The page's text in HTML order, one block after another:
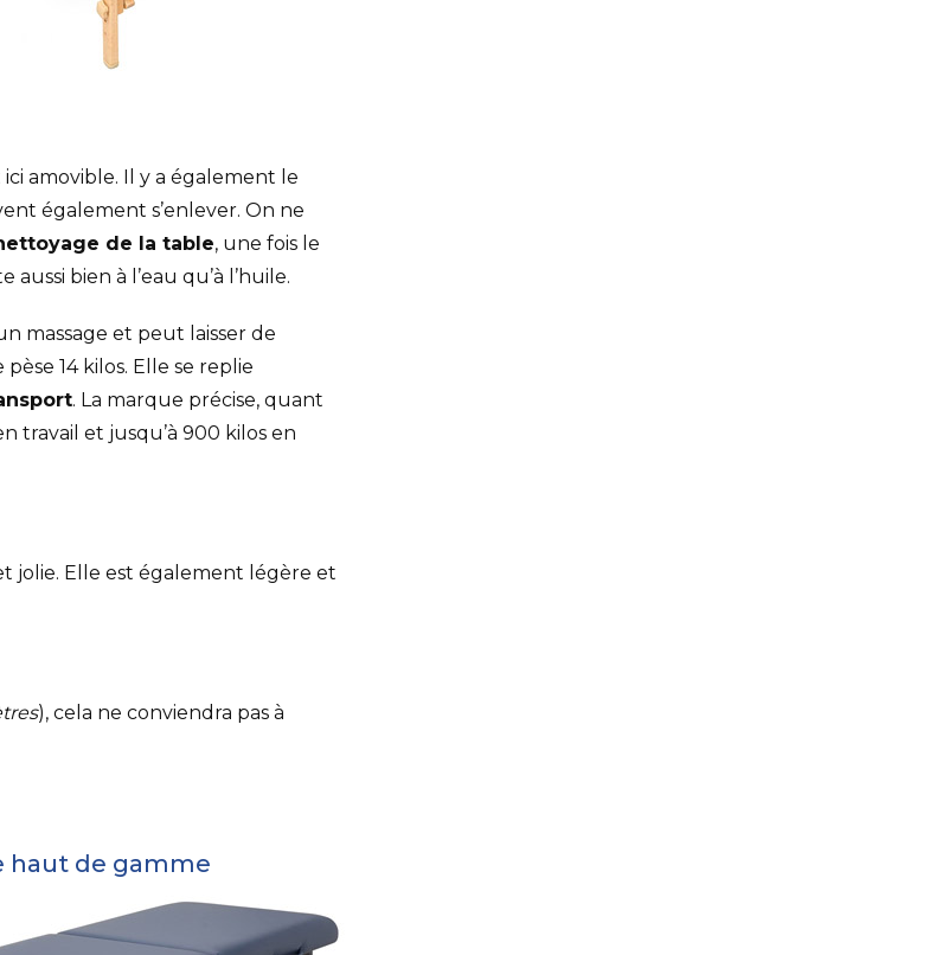
amovible. Il y a également le
également s’enlever. On ne
de la table, une fois le
bien à l’eau qu’à l’huile.
massage et peut laisser de
14 kilos. Elle se replie
. La marque précise, quant
travail et jusqu’à 900 kilos en
jolie. Elle est également légère et
), cela ne conviendra pas à
haut de gamme